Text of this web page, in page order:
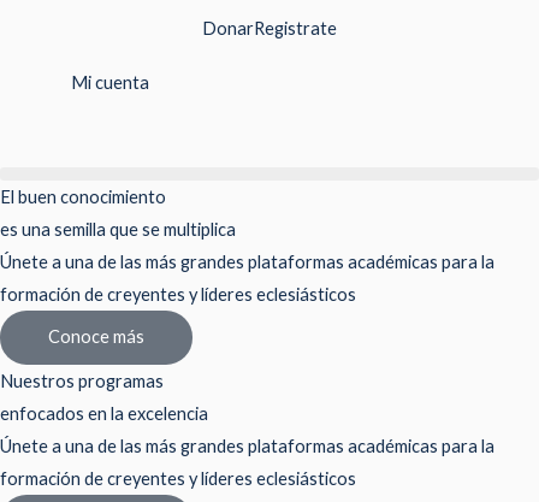
contenido
DonarRegistrate
Mi cuenta
El buen conocimiento
es una semilla que se multiplica
Únete a una de las más grandes plataformas académicas para la
formación de creyentes y líderes eclesiásticos
Conoce más
Nuestros programas
enfocados en la excelencia
Únete a una de las más grandes plataformas académicas para la
formación de creyentes y líderes eclesiásticos